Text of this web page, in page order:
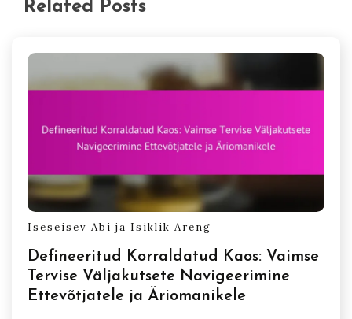
Related Posts
Iseseisev Abi ja Isiklik Areng
Defineeritud Korraldatud Kaos: Vaimse
Tervise Väljakutsete Navigeerimine
Ettevõtjatele ja Äriomanikele